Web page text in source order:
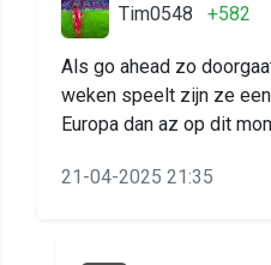
Tim0548 +582
Als go ahead zo
weken speelt zijn ze
Europa dan az op dit
21-04-2025 21:35